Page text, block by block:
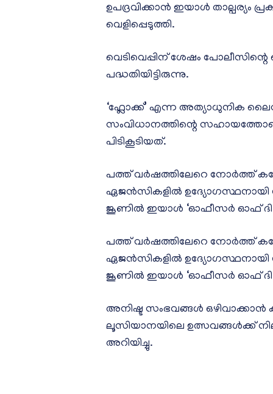
ഉപദ്രവിക്കാൻ ഇയാൾ താല്പര്യം
വെളിപ്പെടുത്തി.
വെടിവെപ്പിന് ശേഷം പോലീസിന്റെ
പദ്ധതിയിട്ടിരുന്നു.
‘ഫ്ലോക്ക്’ എന്ന അത്യാധുനിക
സംവിധാനത്തിന്റെ
പിടികൂടിയത്.
പത്ത് വർഷത്തിലേറെ നോർത്ത്
ഏജൻസികളിൽ ഉദ്യോഗസ്ഥനായി
ജൂണിൽ ഇയാൾ ‘ഓഫീസർ ഓഫ് ദി
പത്ത് വർഷത്തിലേറെ നോർത്ത്
ഏജൻസികളിൽ ഉദ്യോഗസ്ഥനായി
ജൂണിൽ ഇയാൾ ‘ഓഫീസർ ഓഫ് ദി
അനിഷ്ട സംഭവങ്ങൾ
ലൂസിയാനയിലെ ഉത്സവങ്ങൾക്ക്
അറിയിച്ചു.